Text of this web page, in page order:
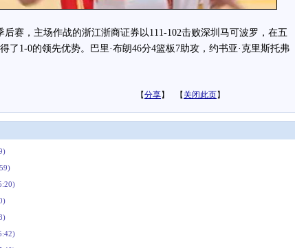
赛，主场作战的浙江浙商证券以111-102击败深圳马可波罗，在五
了1-0的领先优势。巴里·布朗46分4篮板7助攻，约书亚·克里斯托弗
【分享】 【 关闭此页】